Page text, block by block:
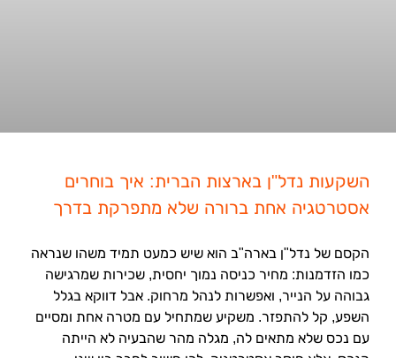
השקעות נדל"ן בארצות הברית: איך בוחרים
אסטרטגיה אחת ברורה שלא מתפרקת בדרך
הקסם של נדל"ן בארה"ב הוא שיש כמעט תמיד משהו שנראה
כמו הזדמנות: מחיר כניסה נמוך יחסית, שכירות שמרגישה
גבוהה על הנייר, ואפשרות לנהל מרחוק. אבל דווקא בגלל
השפע, קל להתפזר. משקיע שמתחיל עם מטרה אחת ומסיים
עם נכס שלא מתאים לה, מגלה מהר שהבעיה לא הייתה